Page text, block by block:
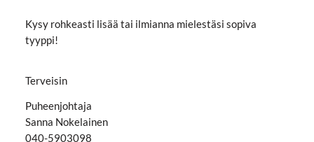
Kysy rohkeasti lisää tai ilmianna mielestäsi sopiva
tyyppi!
Terveisin
Puheenjohtaja
Sanna Nokelainen
040-5903098